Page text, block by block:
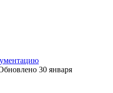
30 января